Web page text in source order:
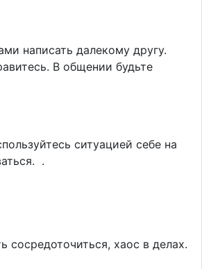
написать далекому другу.
В общении будьте
ситуацией себе на
.
сосредоточиться, хаос в делах.